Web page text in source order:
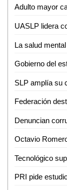
Adulto mayor